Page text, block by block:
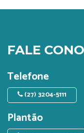
FALE
Telefone
(27) 3204-5111
Plantão